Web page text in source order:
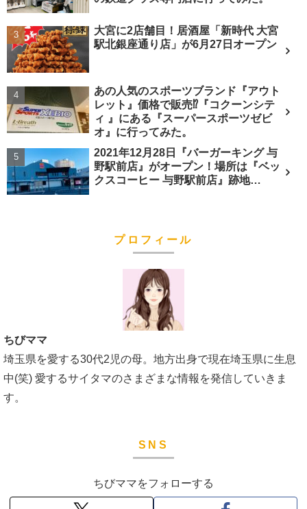
大宮に2店舗目！居酒屋「新時代 大宮
駅北銀座通り店」が6月27日オープン
あの人気のスポーツブランド『アウト
レット』価格で販売⁉︎『コクーンシテ
ィ 』にある『スーパースポーツゼビ
オ』に行ってみた。
2021年12月28日『バーガーキング 与
野駅前店』がオープン！場所は『ベッ
クスコーヒー 与野駅前店』跡地…
プロフィール
ちびママ
埼玉県を愛する30代2児の母。地方出身で現在埼玉県に生息
中(笑) 愛するサイタマのさまざまな情報を発信していきま
す。
SNS
ちびママをフォローする